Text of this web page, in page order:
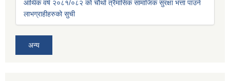
आर्थिक वर्ष २०८१/०८२ को चौथो त्रैमासिक सामाजिक सुरक्षा भत्ता पाउने
लाभग्राहीहरुको सुची
अन्य